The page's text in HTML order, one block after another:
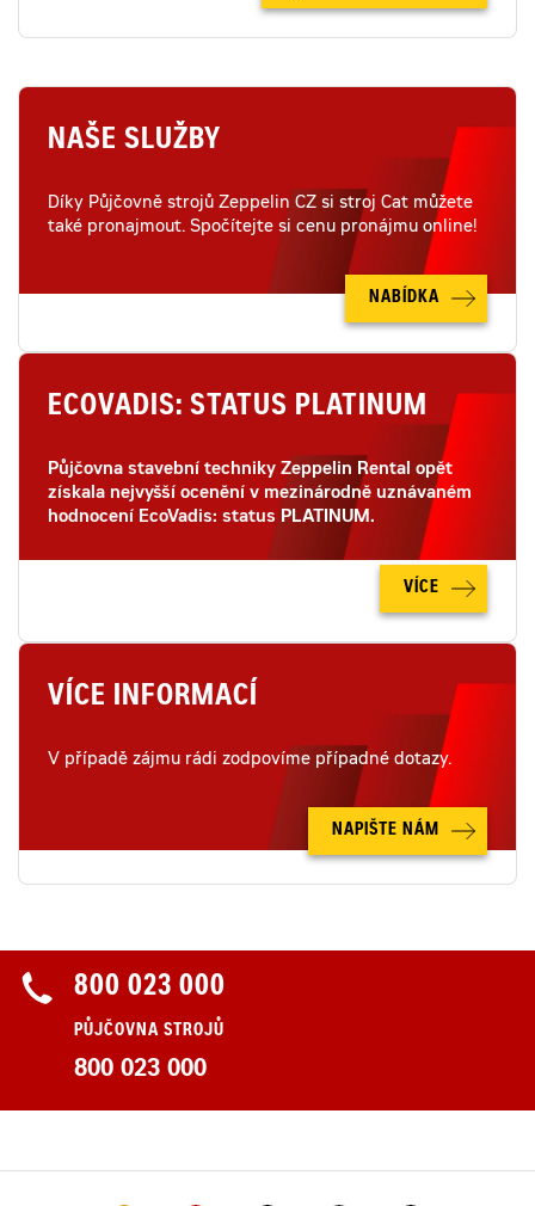
NAŠE SLUŽBY
Díky Půjčovně strojů Zeppelin CZ si stroj Cat můžete
také pronajmout. Spočítejte si cenu pronájmu online!
NABÍDKA
ECOVADIS: STATUS PLATINUM
Půjčovna stavební techniky Zeppelin Rental opět
získala nejvyšší ocenění v mezinárodně uznávaném
hodnocení EcoVadis: status PLATINUM.
VÍCE
VÍCE INFORMACÍ
V případě zájmu rádi zodpovíme případné dotazy.
NAPIŠTE NÁM
800 023 000
PŮJČOVNA STROJŮ
800 023 000